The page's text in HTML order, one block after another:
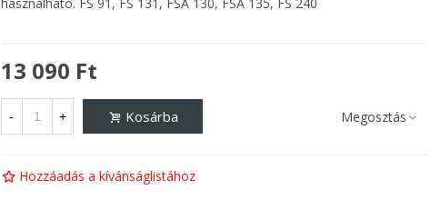
13 090 Ft
- + Kosárba Megosztás
Hozzáadás a kívánságlistához